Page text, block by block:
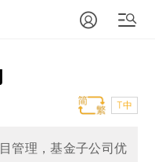
T中
管理，基金子公司优